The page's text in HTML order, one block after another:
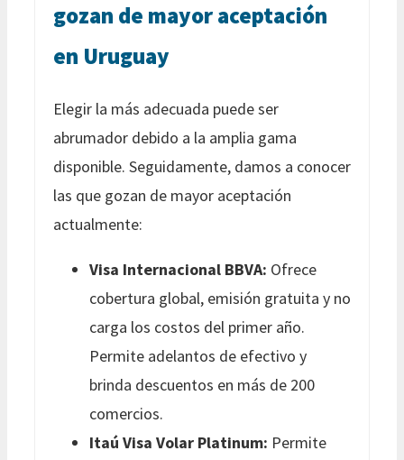
gozan de mayor aceptación
en Uruguay
Elegir la más adecuada puede ser
abrumador debido a la amplia gama
disponible. Seguidamente, damos a conocer
las que gozan de mayor aceptación
actualmente:
Visa Internacional BBVA: Ofrece
cobertura global, emisión gratuita y no
carga los costos del primer año.
Permite adelantos de efectivo y
brinda descuentos en más de 200
comercios.
Itaú Visa Volar Platinum: Permite